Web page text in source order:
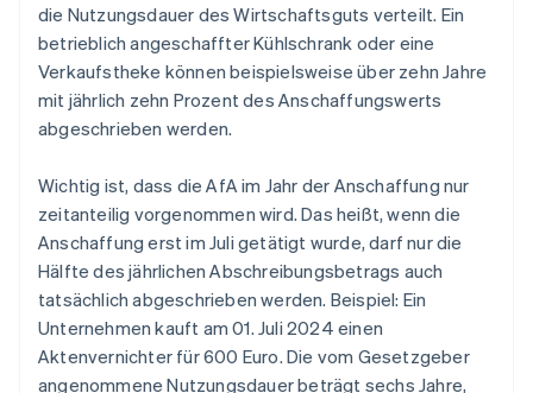
die Nutzungsdauer des Wirtschaftsguts verteilt. Ein
betrieblich angeschaffter Kühlschrank oder eine
Verkaufstheke können beispielsweise über zehn Jahre
mit jährlich zehn Prozent des Anschaffungswerts
abgeschrieben werden.
Wichtig ist, dass die AfA im Jahr der Anschaffung nur
zeitanteilig vorgenommen wird. Das heißt, wenn die
Anschaffung erst im Juli getätigt wurde, darf nur die
Hälfte des jährlichen Abschreibungsbetrags auch
tatsächlich abgeschrieben werden. Beispiel: Ein
Unternehmen kauft am 01. Juli 2024 einen
Aktenvernichter für 600 Euro. Die vom Gesetzgeber
angenommene Nutzungsdauer beträgt sechs Jahre,